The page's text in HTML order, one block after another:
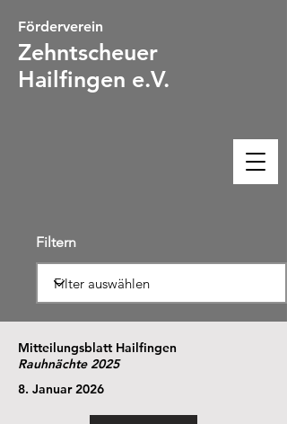
Förderverein
Zehntscheuer
Hailfingen e.V.
Filtern
Mitteilungsblatt Hailfingen
Rauhnächte 2025
8. Januar 2026